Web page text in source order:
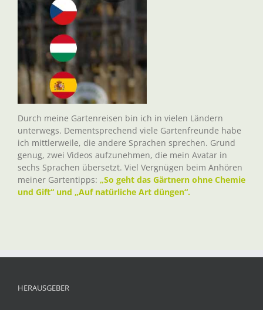
Durch meine Gartenreisen bin ich in vielen Ländern
unterwegs. Dementsprechend viele Gartenfreunde habe
ich mittlerweile, die andere Sprachen sprechen. Grund
genug, zwei Videos aufzunehmen, die mein Avatar in
sechs Sprachen übersetzt. Viel Vergnügen beim Anhören
meiner Gartentipps: „So geht das Gärtnern ohne Chemie
und Gift“ und „Auf natürliche Art düngen“.
HERAUSGEBER